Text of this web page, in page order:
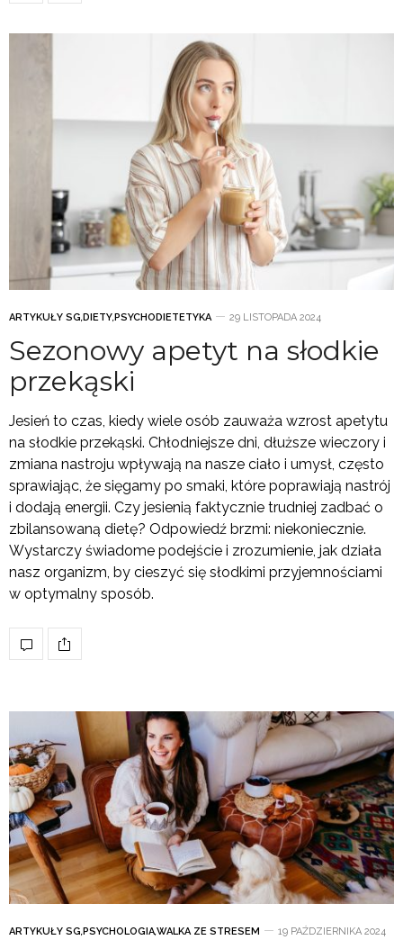
ARTYKUŁY SG,DIETY,PSYCHODIETETYKA 29 LISTOPADA 2024
Sezonowy apetyt na słodkie
przekąski
Jesień to czas, kiedy wiele osób zauważa wzrost apetytu
na słodkie przekąski. Chłodniejsze dni, dłuższe wieczory i
zmiana nastroju wpływają na nasze ciało i umysł, często
sprawiając, że sięgamy po smaki, które poprawiają nastrój
i dodają energii. Czy jesienią faktycznie trudniej zadbać o
zbilansowaną dietę? Odpowiedź brzmi: niekoniecznie.
Wystarczy świadome podejście i zrozumienie, jak działa
nasz organizm, by cieszyć się słodkimi przyjemnościami
w optymalny sposób.
ARTYKUŁY SG,PSYCHOLOGIA,WALKA ZE STRESEM 19 PAŹDZIERNIKA 2024